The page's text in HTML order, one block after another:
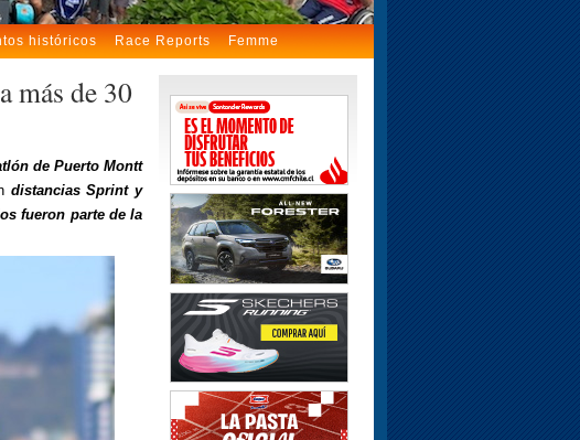
históricos Race Reports Femme
más de 30
de Puerto Montt
distancias Sprint y
fueron parte de la